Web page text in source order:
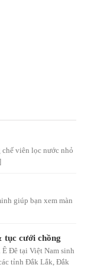
chế viên lọc nước nhỏ
giúp bạn xem màn
tục cưới chồng
Đê tại Việt Nam sinh
tỉnh Đắk Lắk, Đắk